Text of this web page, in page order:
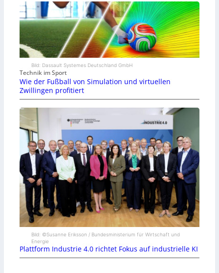
Bild: Dassault Systemes Deutschland GmbH
Technik im Sport
Wie der Fußball von Simulation und virtuellen
Zwillingen profitiert
Bild: ©Susanne Eriksson / Bundesministerium für Wirtschaft und
Energie
Plattform Industrie 4.0 richtet Fokus auf industrielle KI